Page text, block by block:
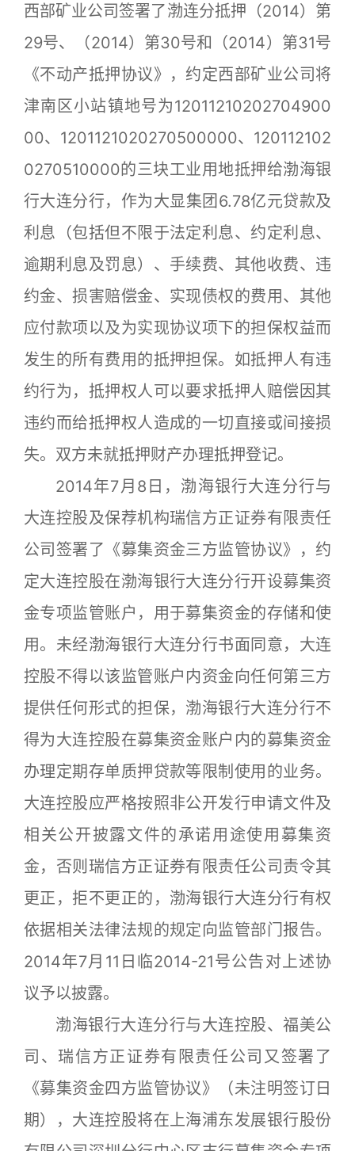
西部矿业公司签署了渤连分抵押（2014）第
29号、（2014）第30号和（2014）第31号
《不动产抵押协议》，约定西部矿业公司将
津南区小站镇地号为12011210202704900
00、1201121020270500000、120112102
0270510000的三块工业用地抵押给渤海银
行大连分行，作为大显集团6.78亿元贷款及
利息（包括但不限于法定利息、约定利息、
逾期利息及罚息）、手续费、其他收费、违
约金、损害赔偿金、实现债权的费用、其他
应付款项以及为实现协议项下的担保权益而
发生的所有费用的抵押担保。如抵押人有违
约行为，抵押权人可以要求抵押人赔偿因其
违约而给抵押权人造成的一切直接或间接损
失。双方未就抵押财产办理抵押登记。
2014年7月8日，渤海银行大连分行与
大连控股及保荐机构瑞信方正证券有限责任
公司签署了《募集资金三方监管协议》，约
定大连控股在渤海银行大连分行开设募集资
金专项监管账户，用于募集资金的存储和使
用。未经渤海银行大连分行书面同意，大连
控股不得以该监管账户内资金向任何第三方
提供任何形式的担保，渤海银行大连分行不
得为大连控股在募集资金账户内的募集资金
办理定期存单质押贷款等限制使用的业务。
大连控股应严格按照非公开发行申请文件及
相关公开披露文件的承诺用途使用募集资
金，否则瑞信方正证券有限责任公司责令其
更正，拒不更正的，渤海银行大连分行有权
依据相关法律法规的规定向监管部门报告。
2014年7月11日临2014-21号公告对上述协
议予以披露。
渤海银行大连分行与大连控股、福美公
司、瑞信方正证券有限责任公司又签署了
《募集资金四方监管协议》（未注明签订日
期），大连控股将在上海浦东发展银行股份